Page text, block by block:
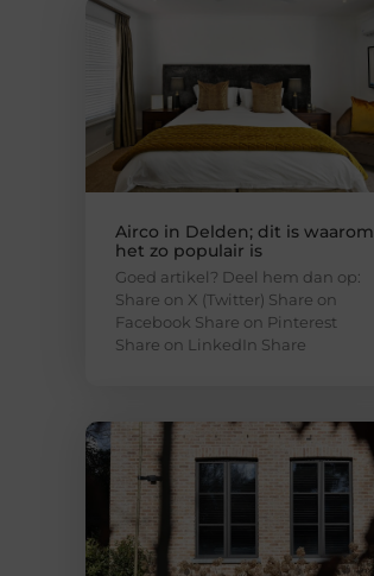
Airco in Delden; dit is waarom
het zo populair is
Goed artikel? Deel hem dan op:
Share on X (Twitter) Share on
Facebook Share on Pinterest
Share on LinkedIn Share